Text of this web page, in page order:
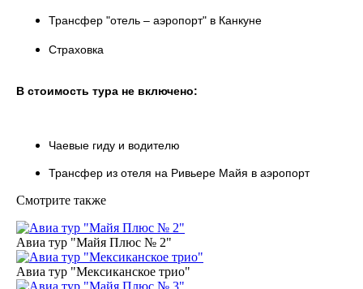
Трансфер "отель – аэропорт" в Канкуне
Страховка
В стоимость тура не включено:
Чаевые гиду и водителю
Трансфер из отеля на Ривьере Майя в аэропорт
Смотрите также
Авиа тур "Майя Плюс № 2"
Авиа тур "Мексиканское трио"